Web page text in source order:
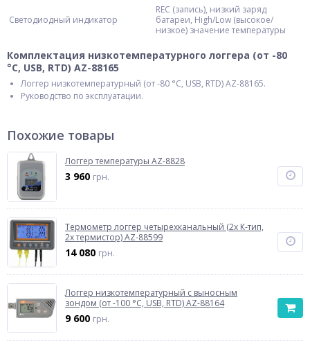
Светодиодный индикатор
REC (запись), низкий заряд
батареи, High/Low (высокое/
низкое) значение температуры
Комплектация низкотемпературного логгера (от -80
°С, USB, RTD) AZ-88165
Логгер низкотемпературный (от -80 °С, USB, RTD) AZ-88165.
Руководство по эксплуатации.
Похожие товары
Логгер температуры AZ-8828
3 960 грн.
Термометр логгер четырехканальный (2х К-тип,
2х термистор) AZ-88599
14 080 грн.
Логгер низкотемпературный с выносным
зондом (от -100 °С, USB, RTD) AZ-88164
9 600 грн.